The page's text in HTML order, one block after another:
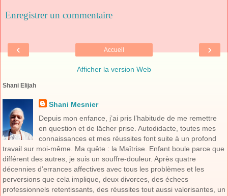
Enregistrer un commentaire
‹ ›
Accueil
Afficher la version Web
Shani Elijah
Shani Mesnier
Depuis mon enfance, j’ai pris l’habitude de me remettre
en question et de lâcher prise. Autodidacte, toutes mes
connaissances et mes réussites font suite à un profond
travail sur moi-même. Ma quête : la Maîtrise. Enfant boule parce que
différent des autres, je suis un souffre-douleur. Après quatre
décennies d’errances affectives avec tous les problèmes et les
perversions que cela implique, deux divorces, des échecs
professionnels retentissants, des réussites tout aussi valorisantes, un